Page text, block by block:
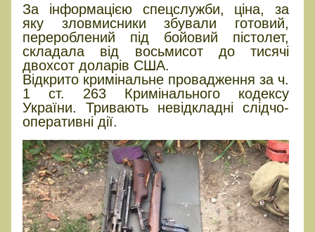
За інформацією спецслужби, ціна, за
яку зловмисники збували готовий,
перероблений під бойовий пістолет,
складала від восьмисот до тисячі
двохсот доларів США.
Відкрито кримінальне провадження за ч.
1 ст. 263 Кримінального кодексу
України. Тривають невідкладні слідчо-
оперативні дії.